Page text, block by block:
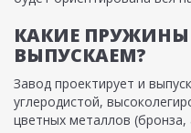
КАКИЕ
ВЫПУСКАЕМ?
Завод проектирует и
углеродистой,
цветных металлов